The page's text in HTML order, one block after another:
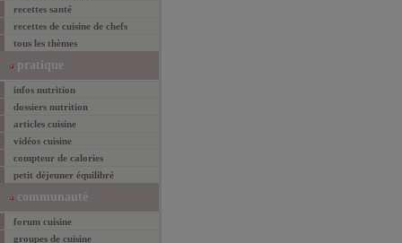
recettes santé
recettes de cuisine de chefs
tous les thèmes
pratique
infos nutrition
dossiers nutrition
articles cuisine
vidéos cuisine
compteur de calories
petit déjeuner équilibré
communauté
forum cuisine
groupes de cuisine